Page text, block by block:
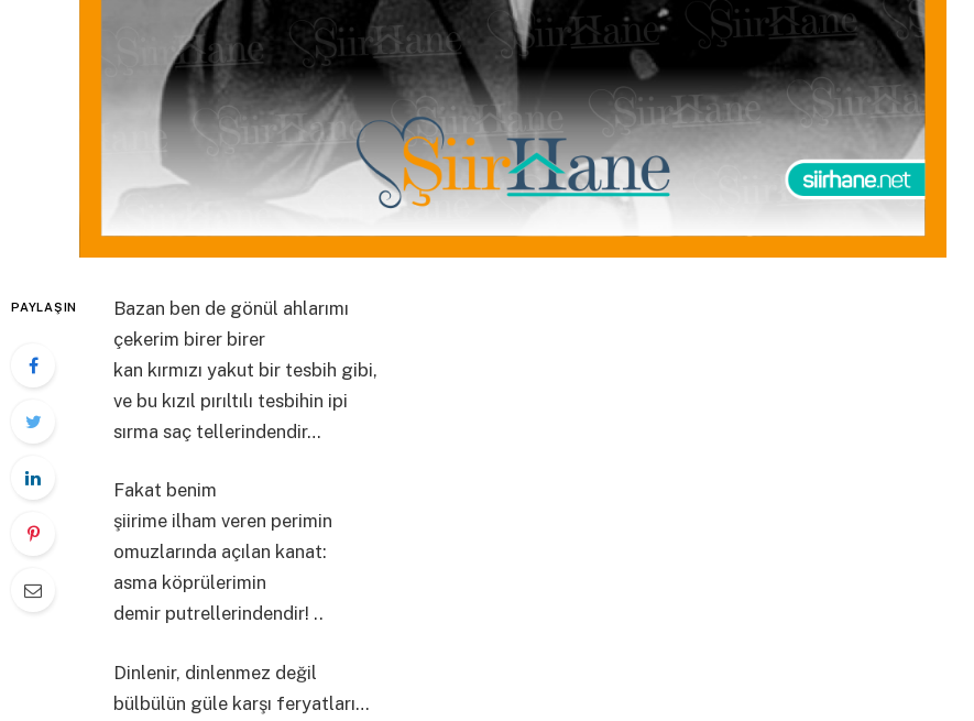
PAYLAŞIN
Bazan ben de gönül ahlarımı
çekerim birer birer
kan kırmızı yakut bir tesbih gibi,
ve bu kızıl pırıltılı tesbihin ipi
sırma saç tellerindendir…
Fakat benim
şiirime ilham veren perimin
omuzlarında açılan kanat:
asma köprülerimin
demir putrellerindendir! ..
Dinlenir, dinlenmez değil
bülbülün güle karşı feryatları…